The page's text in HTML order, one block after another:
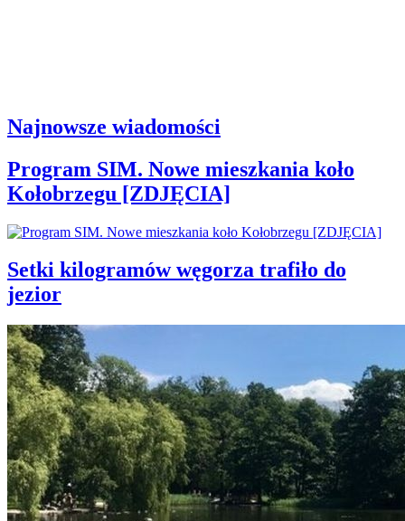
Najnowsze wiadomości
Program SIM. Nowe mieszkania koło
Kołobrzegu [ZDJĘCIA]
Setki kilogramów węgorza trafiło do
jezior